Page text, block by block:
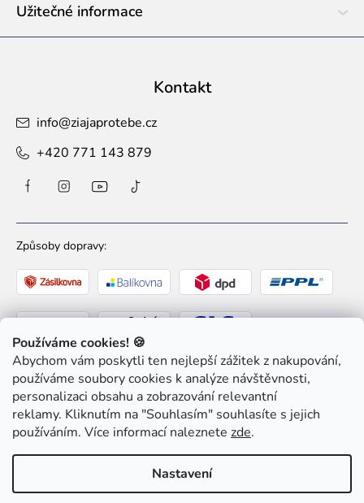
Používáme cookies! 🍪
Abychom vám poskytli ten nejlepší zážitek z nakupování,
používáme soubory cookies k analýze návštěvnosti,
personalizaci obsahu a zobrazování relevantní
reklamy. Kliknutím na "Souhlasím" souhlasíte s jejich
používáním. Více informací naleznete zde.
Nastavení
Užitečné informace
Kontakt
info@ziajaprotebe.cz
+420 771 143 879
Způsoby dopravy:
Způsoby platby:
Ziaja pro Tebe
vyhrazena.Upravit nastavení cookies